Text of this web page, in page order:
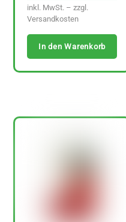
inkl. MwSt. – zzgl.
Versandkosten
In den Warenkorb